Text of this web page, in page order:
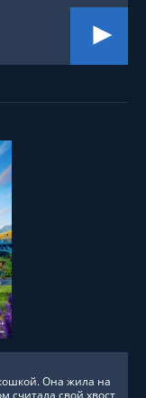
Она жила на
считала свой хвост